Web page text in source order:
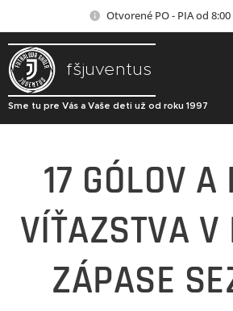
Otvorené PO - PIA od
fšjuventus
Sme tu pre Vás a Vaše deti už od roku 1997
17 GÓLOV A
VÍŤAZSTVA V
ZÁPASE